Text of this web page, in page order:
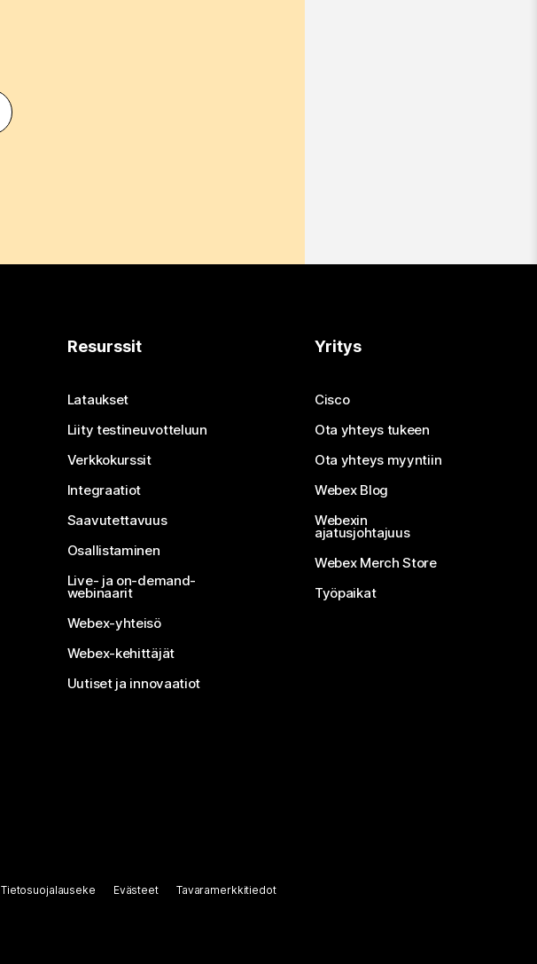
Resurssit
Lataukset
Liity testineuvotteluun
Verkkokurssit
Integraatiot
Saavutettavuus
Osallistaminen
Live- ja on-demand-
webinaarit
Webex-yhteisö
Webex-kehittäjät
Uutiset ja innovaatiot
Yritys
Cisco
Ota yhteys tukeen
Ota yhteys myyntiin
Webex Blog
Webexin
ajatusjohtajuus
Webex Merch Store
Työpaikat
Tietosuojalauseke Evästeet Tavaramerkkitiedot